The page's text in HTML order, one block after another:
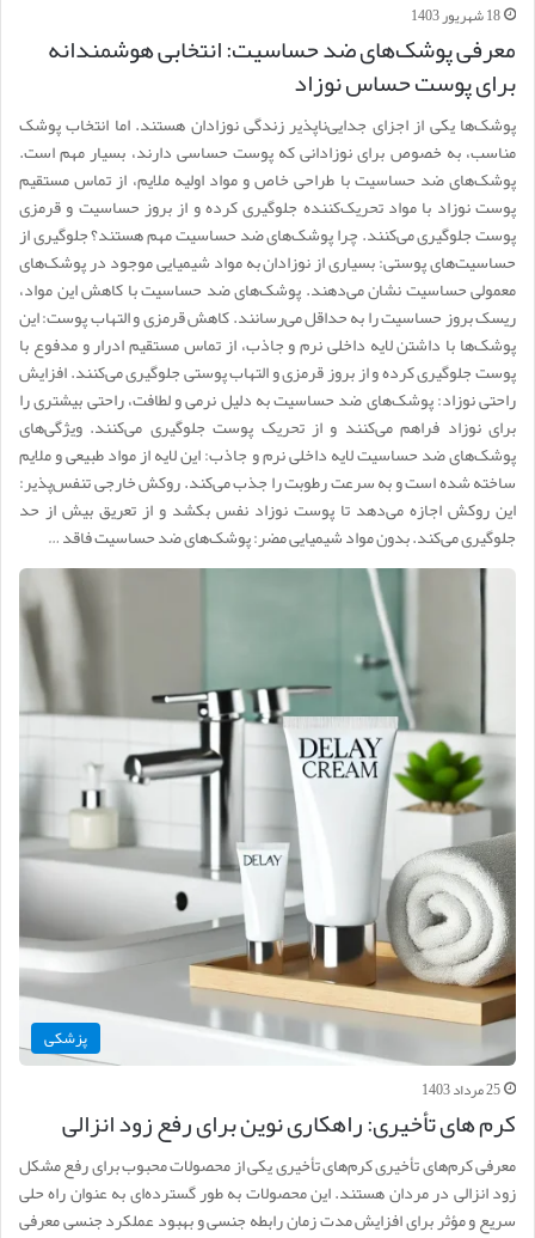
18 شهریور 1403
معرفی پوشک‌های ضد حساسیت: انتخابی هوشمندانه
برای پوست حساس نوزاد
پوشک‌ها یکی از اجزای جدایی‌ناپذیر زندگی نوزادان هستند. اما انتخاب پوشک
مناسب، به خصوص برای نوزادانی که پوست حساسی دارند، بسیار مهم است.
پوشک‌های ضد حساسیت با طراحی خاص و مواد اولیه ملایم، از تماس مستقیم
پوست نوزاد با مواد تحریک‌کننده جلوگیری کرده و از بروز حساسیت و قرمزی
پوست جلوگیری می‌کنند. چرا پوشک‌های ضد حساسیت مهم هستند؟ جلوگیری از
حساسیت‌های پوستی: بسیاری از نوزادان به مواد شیمیایی موجود در پوشک‌های
معمولی حساسیت نشان می‌دهند. پوشک‌های ضد حساسیت با کاهش این مواد،
ریسک بروز حساسیت را به حداقل می‌رسانند. کاهش قرمزی و التهاب پوست: این
پوشک‌ها با داشتن لایه داخلی نرم و جاذب، از تماس مستقیم ادرار و مدفوع با
پوست جلوگیری کرده و از بروز قرمزی و التهاب پوستی جلوگیری می‌کنند. افزایش
راحتی نوزاد: پوشک‌های ضد حساسیت به دلیل نرمی و لطافت، راحتی بیشتری را
برای نوزاد فراهم می‌کنند و از تحریک پوست جلوگیری می‌کنند. ویژگی‌های
پوشک‌های ضد حساسیت لایه داخلی نرم و جاذب: این لایه از مواد طبیعی و ملایم
ساخته شده است و به سرعت رطوبت را جذب می‌کند. روکش خارجی تنفس‌پذیر:
این روکش اجازه می‌دهد تا پوست نوزاد نفس بکشد و از تعریق بیش از حد
جلوگیری می‌کند. بدون مواد شیمیایی مضر: پوشک‌های ضد حساسیت فاقد …
پزشکی
25 مرداد 1403
کرم های تأخیری: راهکاری نوین برای رفع زود انزالی
معرفی کرم‌های تأخیری کرم‌های تأخیری یکی از محصولات محبوب برای رفع مشکل
زود انزالی در مردان هستند. این محصولات به طور گسترده‌ای به عنوان راه حلی
سریع و مؤثر برای افزایش مدت زمان رابطه جنسی و بهبود عملکرد جنسی معرفی